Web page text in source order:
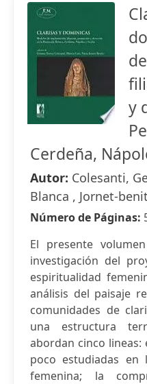
y
Cerdeña,
Autor: Colesanti,
Blanca , Jornet-
Número de Páginas:
El presente
investigación del
espiritualidad
análisis del paisaje
comunidades de
una estructura
abordan cinco lineas:
poco estudiadas en
femenina; la